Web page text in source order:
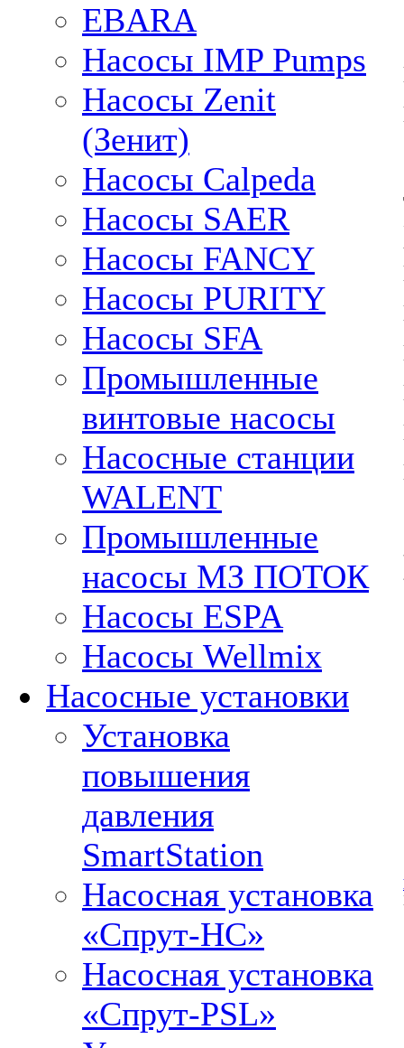
EBARA
Насосы IMP Pumps
Насосы Zenit
(Зенит)
Насосы Calpeda
Насосы SAER
Насосы FANCY
Насосы PURITY
Насосы SFA
Промышленные
винтовые насосы
Насосные станции
WALENT
Промышленные
насосы МЗ ПОТОК
Насосы ESPA
Насосы Wellmix
Насосные установки
Установка
повышения
давления
SmartStation
Насосная установка
«Спрут-НС»
Насосная установка
«Спрут-PSL»